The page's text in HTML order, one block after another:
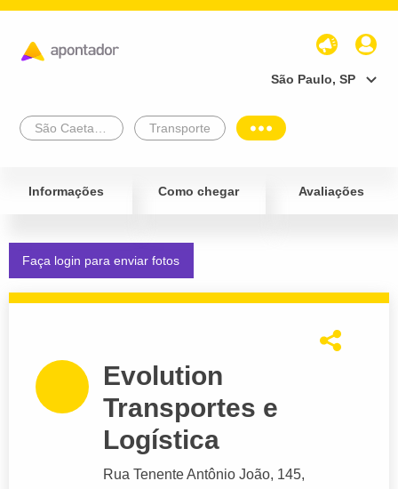
São Paulo, SP
Transporte
Informações Como chegar Avaliações
Faça login para enviar fotos
Evolution
Transportes e
Logística
Rua Tenente Antônio João, 145,